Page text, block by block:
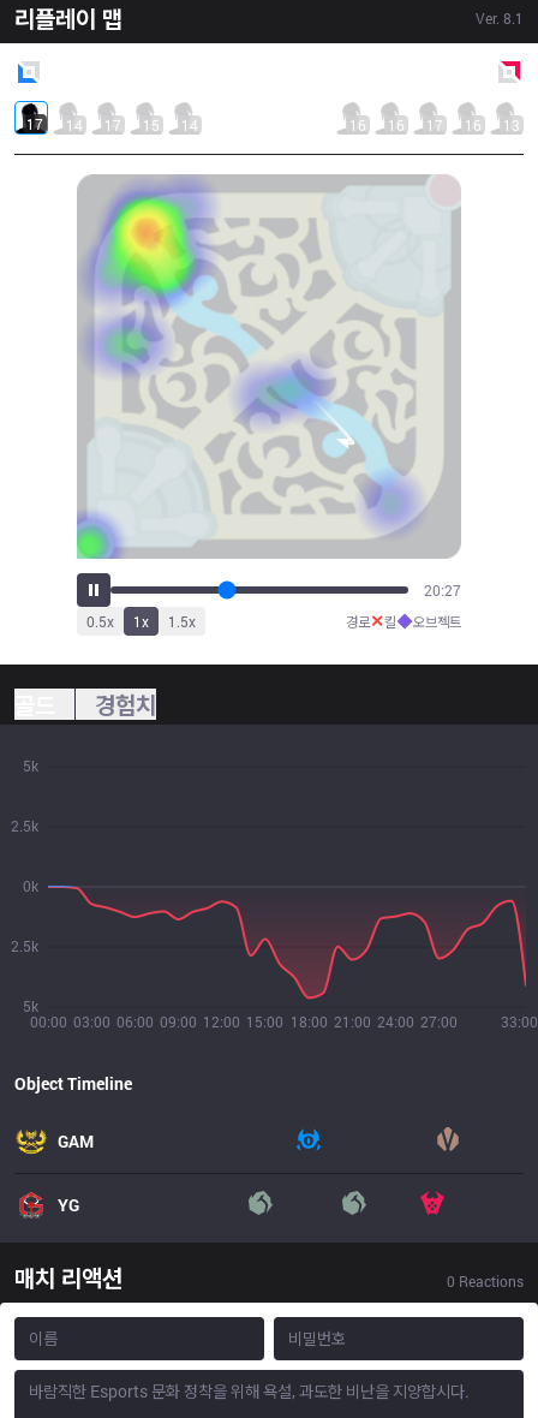
리플레이 맵 Ver. 8.1
17 14 17 15 14 16 16 17 16 13
22:47
0.5x 1x 1.5x 경로✕킬◆오브젝트
경험치
00:00 03:00 06:00 09:00 12:00 15:00 18:00 21:00 24:00 27:00 33:00
5k
2.5k
0k
2.5k
5k
Object Timeline
GAM
YG
매치 리액션 0 Reactions